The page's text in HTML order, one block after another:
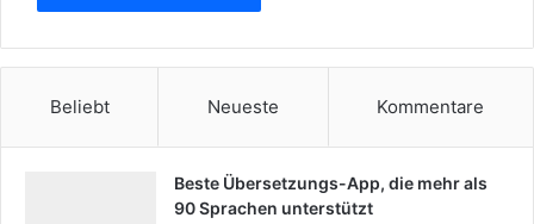
Beliebt Neueste Kommentare
Beste Übersetzungs-App, die mehr als
90 Sprachen unterstützt